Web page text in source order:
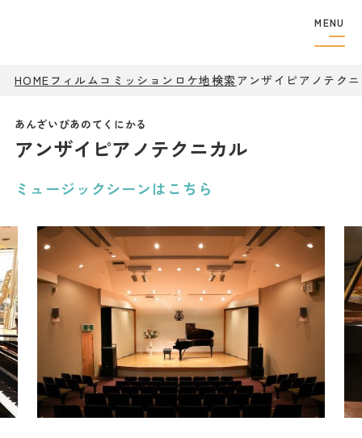
MENU
HOME フィルムコミッション ロケ地検索 アンザイピアノテク
アンザイピアノテクニカル
ミュージックシーンはこちら
フィルムコミッショ
撮影実績
観光案内
特集
餃子
グルメ